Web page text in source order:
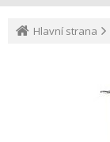
Hlavní strana